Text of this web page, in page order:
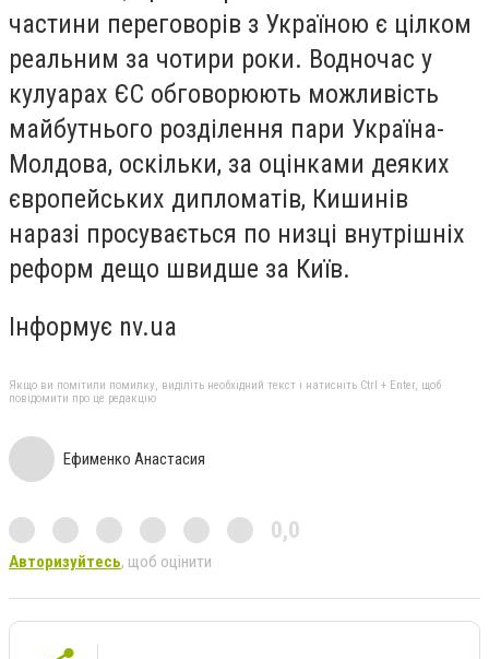
частини переговорів з Україною є цілком
реальним за чотири роки. Водночас у
кулуарах ЄС обговорюють можливість
майбутнього розділення пари Україна-
Молдова, оскільки, за оцінками деяких
європейських дипломатів, Кишинів
наразі просувається по низці внутрішніх
реформ дещо швидше за Київ.
Інформує nv.ua
Якщо ви помітили помилку, виділіть необхідний текст і натисніть Ctrl + Enter, щоб
повідомити про це редакцію
Ефименко Анастасия
0,0
Авторизуйтесь, щоб оцінити